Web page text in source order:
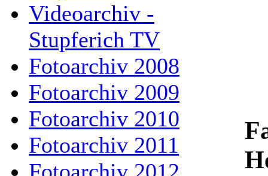
Videoarchiv -
Stupferich TV
Fotoarchiv 2008
Fotoarchiv 2009
Fotoarchiv 2010
Fotoarchiv 2011